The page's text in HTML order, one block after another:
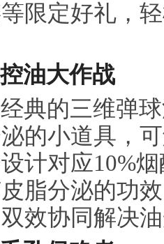
限定好礼，
油大作战
典的三维弹
的小道具，
计对应10%
脂分泌的功
效协同解决